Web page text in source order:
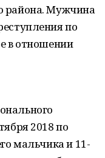
района. Мужчина
по
в отношении
2018 по
мальчика и 11-